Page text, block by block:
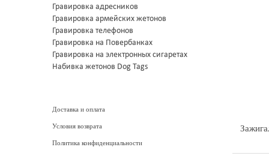
Гравировка адресников
Гравировка армейских жетонов
Гравировка телефонов
Гравировка на Повербанках
Гравировка на электронных сигаретах
Набивка жетонов Dog Tags
Доставка и оплата
Условия возврата
Политика конфиденциальности